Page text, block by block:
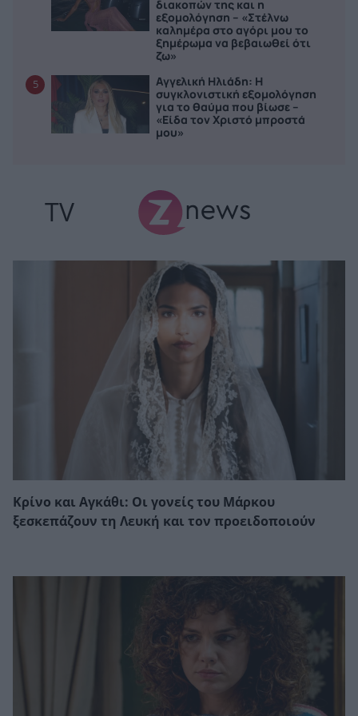
διακοπών της και η
εξομολόγηση – «Στέλνω
καλημέρα στο αγόρι μου το
ξημέρωμα να βεβαιωθεί ότι
ζω»
5
Αγγελική Ηλιάδη: Η
συγκλονιστική εξομολόγηση
για το θαύμα που βίωσε –
«Είδα τον Χριστό μπροστά
μου»
TV
Κρίνο και Αγκάθι: Οι γονείς του Μάρκου
ξεσκεπάζουν τη Λευκή και τον προειδοποιούν